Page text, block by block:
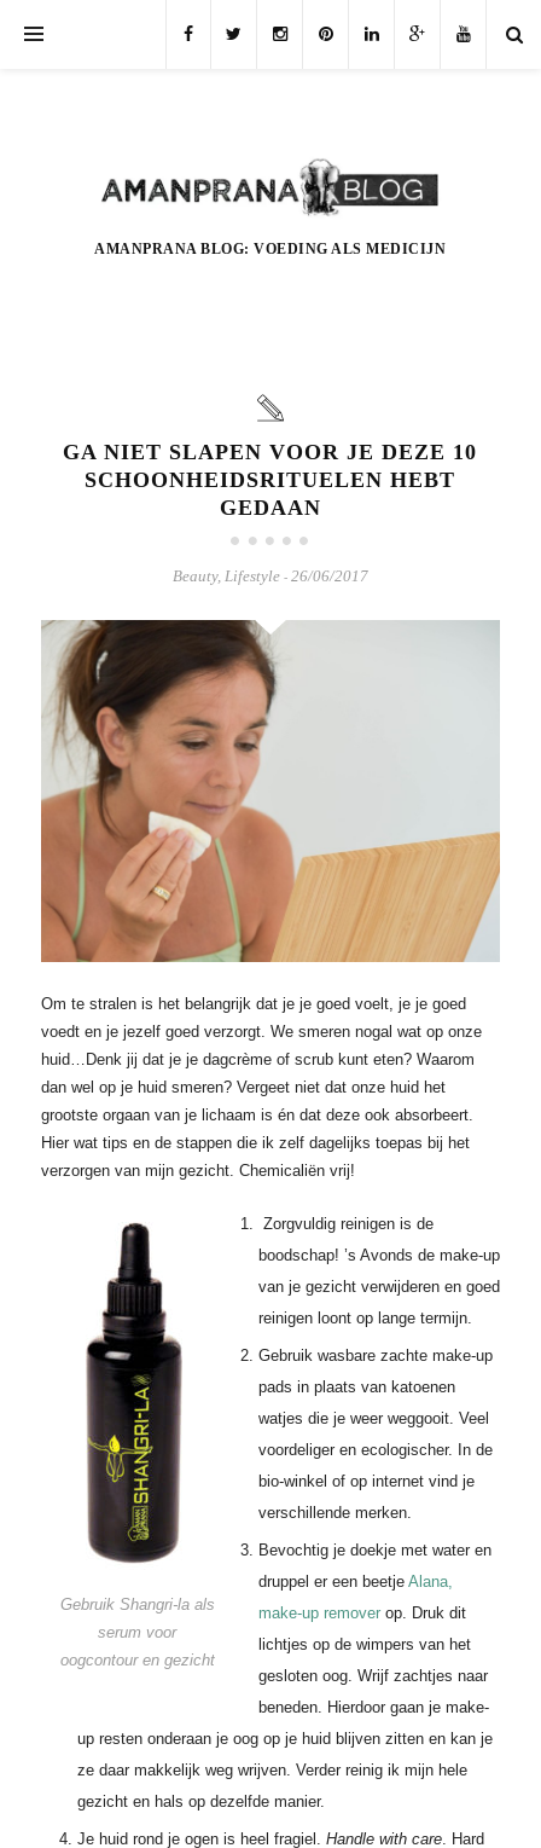
AMANPRANA BLOG: VOEDING ALS MEDICIJN
GA NIET SLAPEN VOOR JE DEZE 10
SCHOONHEIDSRITUELEN HEBT
GEDAAN
Beauty, Lifestyle - 26/06/2017
Om te stralen is het belangrijk dat je je goed voelt, je je goed
voedt en je jezelf goed verzorgt. We smeren nogal wat op onze
huid…Denk jij dat je je dagcrème of scrub kunt eten? Waarom
dan wel op je huid smeren? Vergeet niet dat onze huid het
grootste orgaan van je lichaam is én dat deze ook absorbeert.
Hier wat tips en de stappen die ik zelf dagelijks toepas bij het
verzorgen van mijn gezicht. Chemicaliën vrij!
Gebruik Shangri-la als
serum voor
oogcontour en gezicht
Zorgvuldig reinigen is de
boodschap! ’s Avonds de make-up
van je gezicht verwijderen en goed
reinigen loont op lange termijn.
Gebruik wasbare zachte make-up
pads in plaats van katoenen
watjes die je weer weggooit. Veel
voordeliger en ecologischer. In de
bio-winkel of op internet vind je
verschillende merken.
Bevochtig je doekje met water en
druppel er een beetje Alana,
make-up removerop. Druk dit
lichtjes op de wimpers van het
gesloten oog. Wrijf zachtjes naar
beneden. Hierdoor gaan je make-
up resten onderaan je oog op je huid blijven zitten en kan je
ze daar makkelijk weg wrijven. Verder reinig ik mijn hele
gezicht en hals op dezelfde manier.
Je huid rond je ogen is heel fragiel. Handle with care. Hard